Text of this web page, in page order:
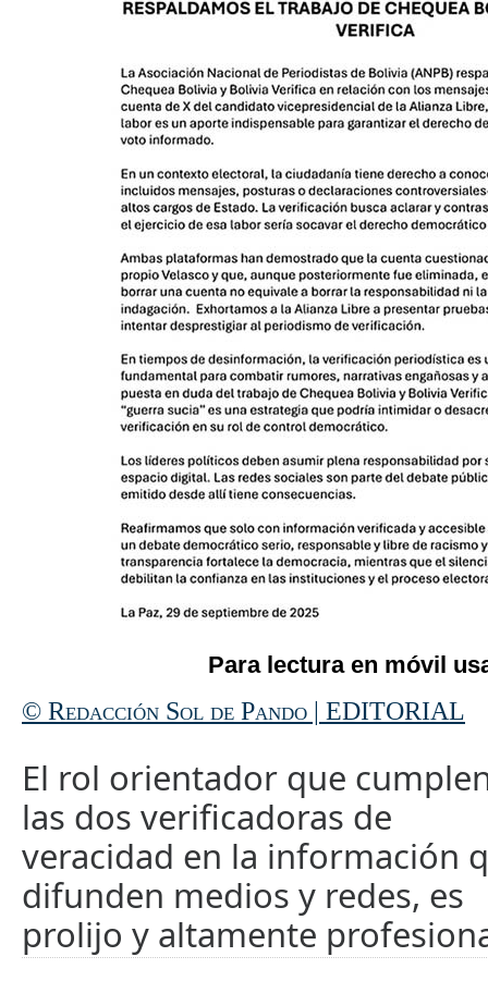
Para lectura en móvil
© Redacción Sol de Pando | EDITORIAL
El rol orientador que
las dos verificadoras de
veracidad en la información
difunden medios y redes, es
prolijo y altamente